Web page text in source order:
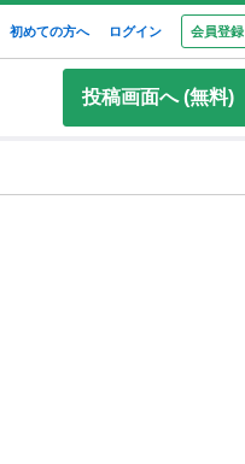
初めての方へ ログイン 会員登録
投稿画面へ (無料)